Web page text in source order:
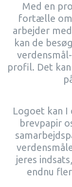
Med en
fortælle om
arbejder
kan de
profil. Det
Logoet kan I
brevpapir
jeres
endnu